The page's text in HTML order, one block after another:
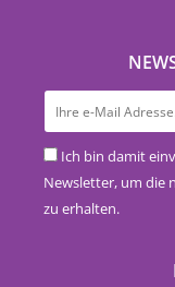
Ich bin damit
Newsletter, um die
zu erhalten.